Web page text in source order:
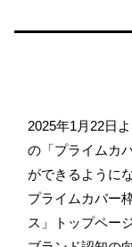
2025年1月22日
の「プライムカ
ができるように
プライムカバー
ス」トップペー